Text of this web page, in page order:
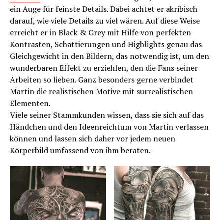
ein Auge für feinste Details. Dabei achtet er akribisch
darauf, wie viele Details zu viel wären. Auf diese Weise
erreicht er in Black & Grey mit Hilfe von perfekten
Kontrasten, Schattierungen und Highlights genau das
Gleichgewicht in den Bildern, das notwendig ist, um den
wunderbaren Effekt zu erziehlen, den die Fans seiner
Arbeiten so lieben. Ganz besonders gerne verbindet
Martin die realistischen Motive mit surrealistischen
Elementen.
Viele seiner Stammkunden wissen, dass sie sich auf das
Händchen und den Ideenreichtum von Martin verlassen
können und lassen sich daher vor jedem neuen
Körperbild umfassend von ihm beraten.